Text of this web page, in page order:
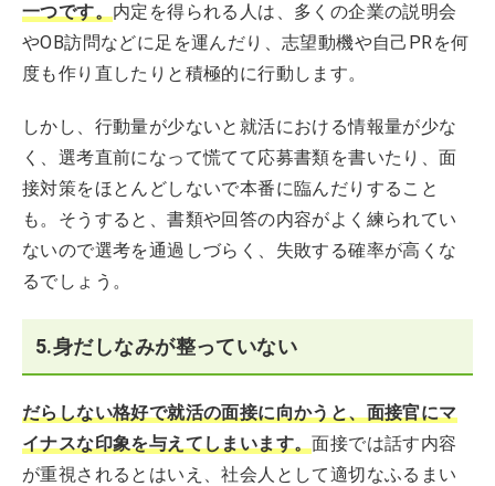
一つです。内定を得られる人は、多くの企業の説明会
やOB訪問などに足を運んだり、志望動機や自己PRを何
度も作り直したりと積極的に行動します。
しかし、行動量が少ないと就活における情報量が少な
く、選考直前になって慌てて応募書類を書いたり、面
接対策をほとんどしないで本番に臨んだりすること
も。そうすると、書類や回答の内容がよく練られてい
ないので選考を通過しづらく、失敗する確率が高くな
るでしょう。
5.身だしなみが整っていない
だらしない格好で就活の面接に向かうと、面接官にマ
イナスな印象を与えてしまいます。面接では話す内容
が重視されるとはいえ、社会人として適切なふるまい